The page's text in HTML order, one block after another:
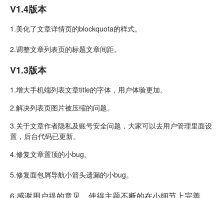
V1.4版本
1.美化了文章详情页的blockquota的样式。
2.调整文章列表页的标题文章间距。
V1.3版本
1.增大手机端列表文章title的字体，用户体验更加。
2.解决列表页图片被压缩的问题。
3.关于文章作者隐私及账号安全问题，大家可以去用户管理里面设
置，后台代码已更新。
4.修复文章置顶的小bug。
5.修复面包屑导航小箭头遗漏的小bug。